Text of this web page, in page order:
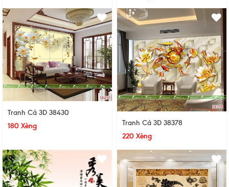
Tranh Cá 3D 38430
180 Xèng
Tranh Cá 3D 38378
220 Xèng